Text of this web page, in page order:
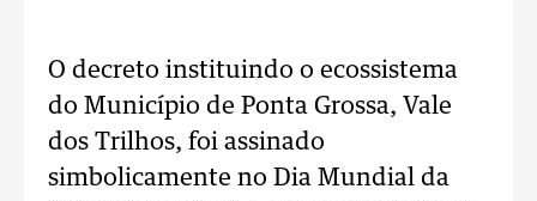
O decreto instituindo o ecossistema
do Município de Ponta Grossa, Vale
dos Trilhos, foi assinado
simbolicamente no Dia Mundial da